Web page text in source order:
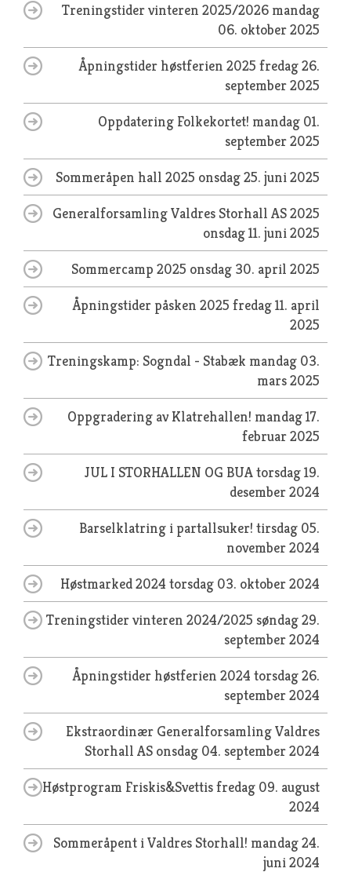
Treningstider vinteren 2025/2026 mandag
06. oktober 2025
Åpningstider høstferien 2025 fredag 26.
september 2025
Oppdatering Folkekortet! mandag 01.
september 2025
Sommeråpen hall 2025 onsdag 25. juni 2025
Generalforsamling Valdres Storhall AS 2025
onsdag 11. juni 2025
Sommercamp 2025 onsdag 30. april 2025
Åpningstider påsken 2025 fredag 11. april
2025
Treningskamp: Sogndal - Stabæk mandag 03.
mars 2025
Oppgradering av Klatrehallen! mandag 17.
februar 2025
JUL I STORHALLEN OG BUAtorsdag 19.
desember 2024
Barselklatring i partallsuker! tirsdag 05.
november 2024
Høstmarked 2024 torsdag 03. oktober 2024
Treningstider vinteren 2024/2025 søndag 29.
september 2024
Åpningstider høstferien 2024 torsdag 26.
september 2024
Ekstraordinær Generalforsamling Valdres
Storhall AS onsdag 04. september 2024
Høstprogram Friskis&Svettisfredag 09. august
2024
Sommeråpent i Valdres Storhall! mandag 24.
juni 2024